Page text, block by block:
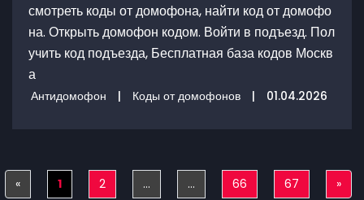
смотреть коды от домофона, найти код от домофо
на. Открыть домофон кодом. Войти в подъезд. Пол
учить код подъезда, Бесплатная база кодов Москв
а
Антидомофон | Коды от домофонов | 01.04.2026
«Previous
1 2 ... ... 66 67 »